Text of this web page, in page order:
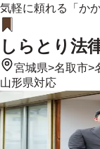
気軽に頼れる「か
しらとり法
宮城県>名取市>
山形県対応